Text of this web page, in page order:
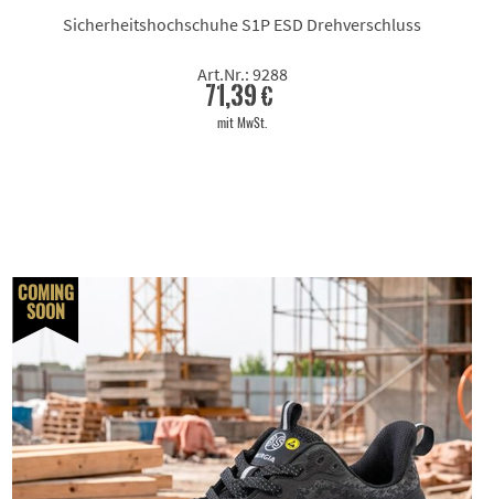
Sicherheitshochschuhe S1P ESD Drehverschluss
Art.Nr.: 9288
71,39 €
mit MwSt.
COMING
SOON